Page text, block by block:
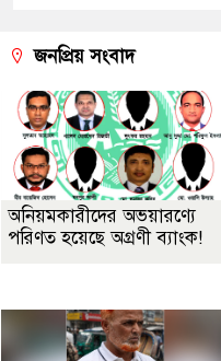
জনপ্রিয় সংবাদ
অনিয়মকারীদের অভয়ারণ্যে
পরিণত হয়েছে অগ্রণী ব্যাংক!